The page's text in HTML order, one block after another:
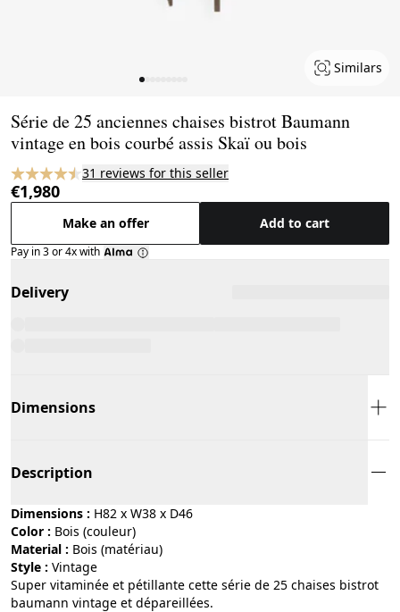
Similars
Série de 25 anciennes chaises bistrot Baumann
vintage en bois courbé assis Skaï ou bois
31 reviews for this seller
€1,980
Make an offer Add to cart
Pay in 3 or 4x with
Delivery
Dimensions
Description
Dimensions : H82 x W38 x D46
Color :
bois (couleur)
Material :
bois (matériau)
Style :
vintage
Super vitaminée et pétillante cette série de 25 chaises bistrot
baumann vintage et dépareillées.